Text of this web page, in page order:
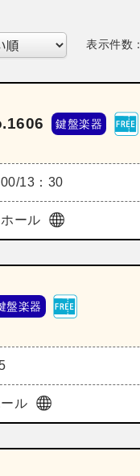
表示件数：
鍵盤楽器
13：30
ール
盤楽器
ル